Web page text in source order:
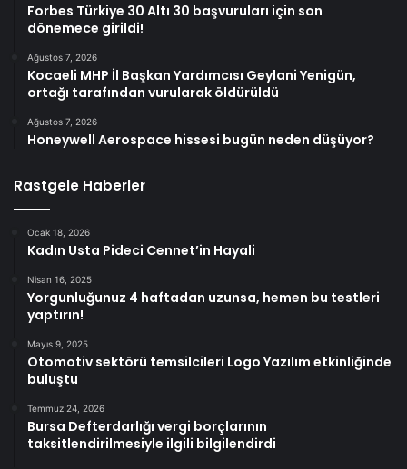
Forbes Türkiye 30 Altı 30 başvuruları için son
dönemece girildi!
Ağustos 7, 2026
Kocaeli MHP İl Başkan Yardımcısı Geylani Yenigün,
ortağı tarafından vurularak öldürüldü
Ağustos 7, 2026
Honeywell Aerospace hissesi bugün neden düşüyor?
Rastgele Haberler
Ocak 18, 2026
Kadın Usta Pideci Cennet’in Hayali
Nisan 16, 2025
Yorgunluğunuz 4 haftadan uzunsa, hemen bu testleri
yaptırın!
Mayıs 9, 2025
Otomotiv sektörü temsilcileri Logo Yazılım etkinliğinde
buluştu
Temmuz 24, 2026
Bursa Defterdarlığı vergi borçlarının
taksitlendirilmesiyle ilgili bilgilendirdi